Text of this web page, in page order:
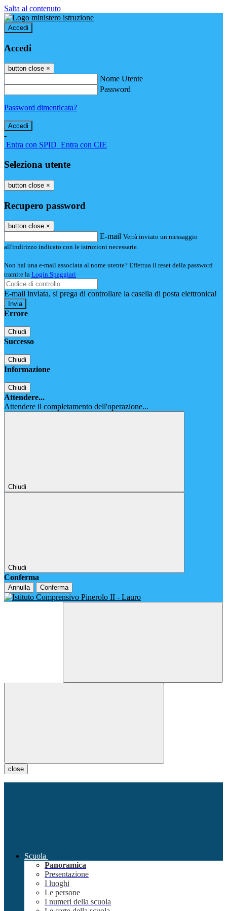
Salta al contenuto
Accedi
Accedi
button close ×
Nome Utente
Password
Password dimenticata?
-
Entra con SPID Entra con CIE
Seleziona utente
button close ×
Recupero password
button close ×
E-mail Verrà inviato un messaggio
all'indirizzo indicato con le istruzioni necessarie.
Non hai una e-mail associata al nome utente? Effettua il reset della password
tramite la Login Spaggiari
E-mail inviata, si prega di controllare la casella di posta elettronica!
Errore
Chiudi
Successo
Chiudi
Informazione
Chiudi
Attendere...
Attendere il completamento dell'operazione...
Chiudi
Chiudi
Conferma
Annulla Conferma
close
Scuola
Panoramica
Presentazione
I luoghi
Le persone
I numeri della scuola